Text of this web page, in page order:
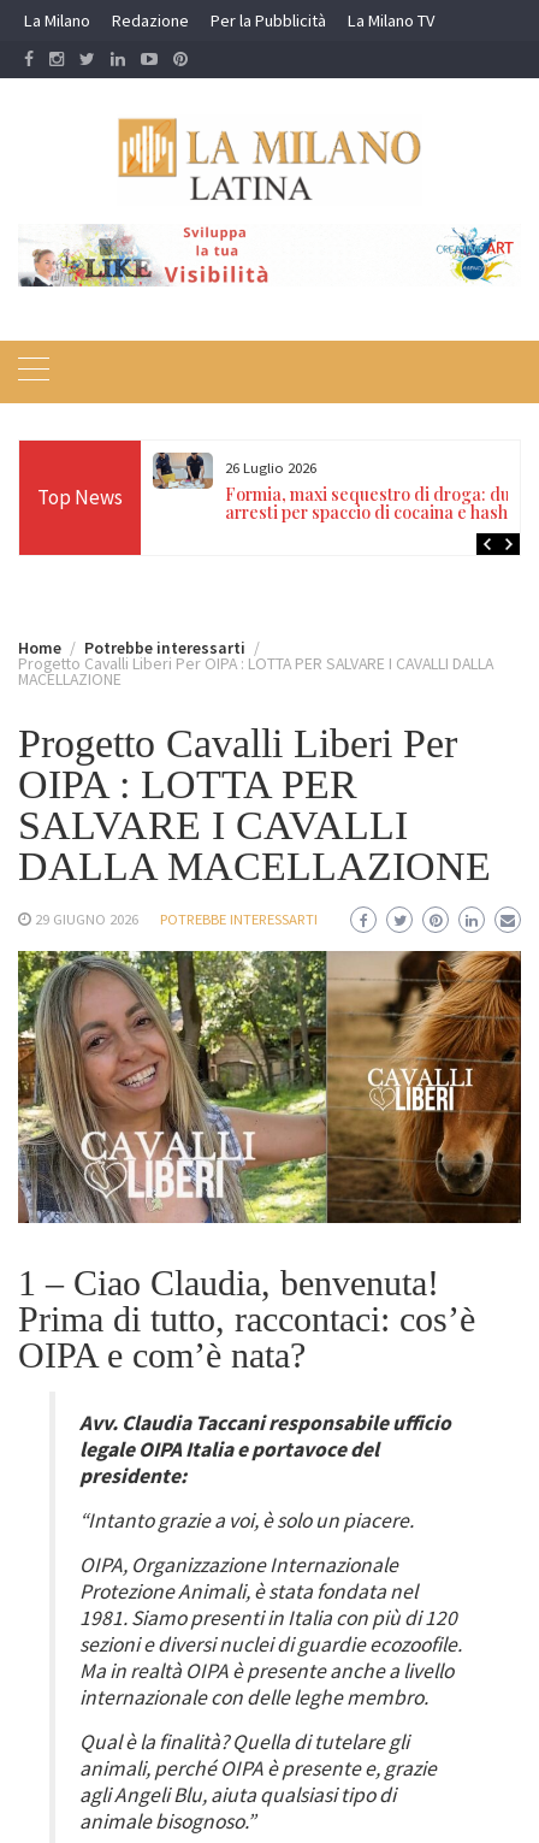
Skip
content
La Milano Redazione Per la Pubblicità La Milano TV
Top News
di Stato
26 Luglio 2026
Formia, maxi sequestro di droga: due
arresti per spaccio di cocaina e hashish
Home Potrebbe interessarti
Progetto Cavalli Liberi Per OIPA : LOTTA PER SALVARE I CAVALLI DALLA
MACELLAZIONE
Progetto Cavalli Liberi Per
OIPA : LOTTA PER
SALVARE I CAVALLI
DALLA MACELLAZIONE
29 GIUGNO 2026 POTREBBE INTERESSARTI
1 – Ciao Claudia, benvenuta!
Prima di tutto, raccontaci: cos’è
OIPA e com’è nata?
Avv. Claudia Taccani responsabile ufficio
legale OIPA Italia e portavoce del
presidente:
“Intanto grazie a voi, è solo un piacere.
OIPA, Organizzazione Internazionale
Protezione Animali, è stata fondata nel
1981. Siamo presenti in Italia con più di 120
sezioni e diversi nuclei di guardie ecozoofile.
Ma in realtà OIPA è presente anche a livello
internazionale con delle leghe membro.
Qual è la finalità? Quella di tutelare gli
animali, perché OIPA è presente e, grazie
agli Angeli Blu, aiuta qualsiasi tipo di
animale bisognoso.”